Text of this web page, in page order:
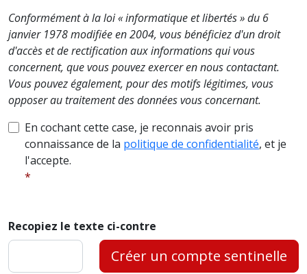
Conformément à la loi « informatique et libertés » du 6
janvier 1978 modifiée en 2004, vous bénéficiez d'un droit
d'accès et de rectification aux informations qui vous
concernent, que vous pouvez exercer en nous contactant.
Vous pouvez également, pour des motifs légitimes, vous
opposer au traitement des données vous concernant.
En cochant cette case, je reconnais avoir pris
connaissance de la politique de confidentialité, et je
l'accepte.
Recopiez le texte ci-contre
Créer un compte sentinelle